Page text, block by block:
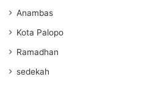
Anambas
Kota Palopo
Ramadhan
sedekah